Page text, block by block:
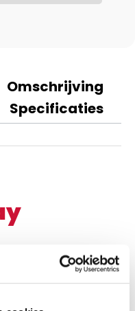
Omschrijving
Specificaties
woont in een Frans